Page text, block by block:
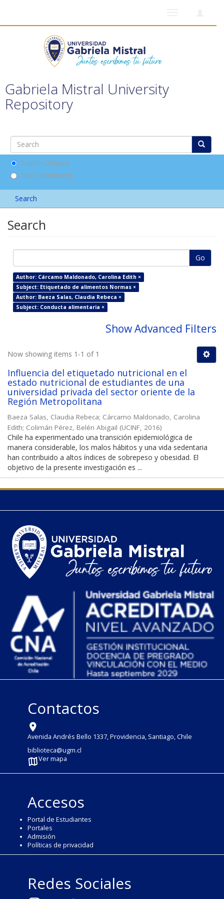
Gabriela Mistral University
Repository
Search DSpace
This Community
Search
Search
Go
Author: Cárcamo Maldonado, Carolina Edith ×
Subject: Etiquetado de alimentos Normas ×
Author: Baeza Salas, Claudia Rebeca ×
Subject: Conducta alimentaria ×
Show Advanced Filters
Now showing items 1-1 of 1
Influencia del etiquetado nutricional en el
estado nutricional de estudiantes de una
universidad privada del sector oriente de la
Región Metropolitana
Baeza Salas, Claudia Rebeca; Cárcamo Maldonado, Carolina
Edith; Colimán Pérez, Belén Abigail (UCINF, 2016)
Chile ha experimentado una transición epidemiológica de
manera considerable, los malos hábitos y una vida sedentaria
han contribuido a altos índices de sobrepeso y obesidad. El
objetivo de la presente investigación es ...
Contactos
Avenida Andrés Bello 1337, Providencia, Santiago, Chile
biblioteca@ugm.cl
Ver mapa
Accesos
Portal de Estudiantes
Portales
Admisión
Políticas de privacidad
Redes Sociales